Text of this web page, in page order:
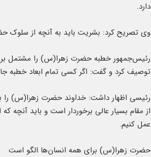
دارد.
وی تصریح کرد: بشریت باید به آنچه از سلوک
رئیس‌جمهور خطبه حضرت زهرا(س) را مشتمل بر
توصیف کرد و گفت: اگر کسی تمام ابعاد خطبه
رئیسی اظهار داشت: خداوند حضرت زهرا(س) را
از مقام بسیار عالی برخوردار است و باید آنچه
عمل کنیم.
حضرت زهرا(س) برای همه انسان‌ها الگو است